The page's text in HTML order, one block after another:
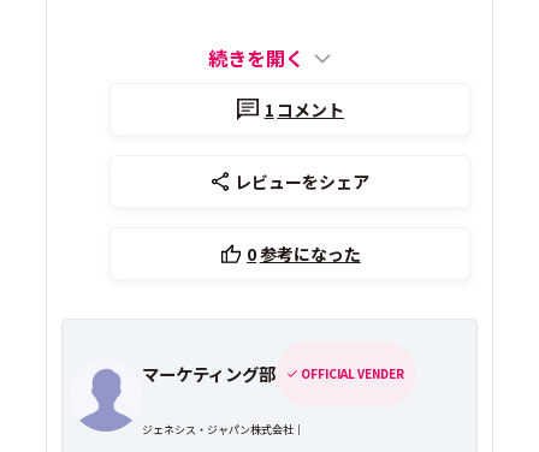
続きを開く
1 コメント
レビューをシェア
0参考になった
マーケティング部 OFFICIAL VENDER
ジェネシス・ジャパン株式会社｜